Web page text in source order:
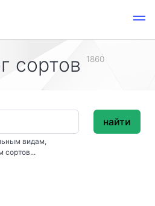
сортов 1860
видам,
сортов...
найти